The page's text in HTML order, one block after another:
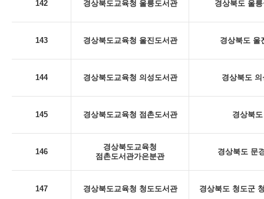
142 경상북도교육청 울릉도서관 경상북도 울
143 경상북도교육청 울진도서관 경상북도 울
144 경상북도교육청 의성도서관 경상북도
145 경상북도교육청 점촌도서관 경상북
146
경상북도교육청
점촌도서관가은분관
경상북도 문
147 경상북도교육청 청도도서관 경상북도 청도군